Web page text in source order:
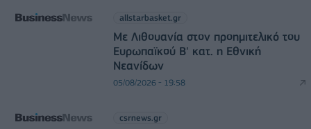
allstarbasket.gr
Με Λιθουανία στον προημιτελικό του
Ευρωπαϊκού Β' κατ. η Εθνική
Νεανίδων
05/08/2026 - 19:58
csrnews.gr